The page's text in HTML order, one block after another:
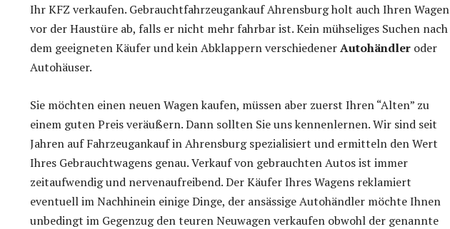
Ihr KFZ verkaufen. Gebrauchtfahrzeugankauf Ahrensburg holt auch Ihren Wagen
vor der Haustüre ab, falls er nicht mehr fahrbar ist. Kein mühseliges Suchen nach
dem geeigneten Käufer und kein Abklappern verschiedenerAutohändler oder
Autohäuser.
Sie möchten einen neuen Wagen kaufen, müssen aber zuerst Ihren “Alten” zu
einem guten Preis veräußern. Dann sollten Sie uns kennenlernen. Wir sind seit
Jahren auf Fahrzeugankauf in Ahrensburg spezialisiert und ermitteln den Wert
Ihres Gebrauchtwagens genau. Verkauf von gebrauchten Autos ist immer
zeitaufwendig und nervenaufreibend. Der Käufer Ihres Wagens reklamiert
eventuell im Nachhinein einige Dinge, der ansässige Autohändler möchte Ihnen
unbedingt im Gegenzug den teuren Neuwagen verkaufen obwohl der genannte